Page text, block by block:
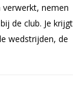
nemen
de club. Je krijgt
wedstrijden, de